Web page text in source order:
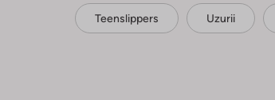
Teenslippers Uzurii